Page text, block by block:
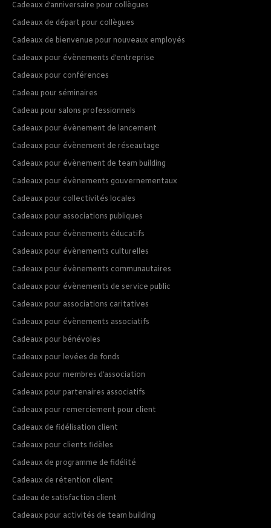
Cadeaux d’anniversaire pour collègues
Cadeaux de départ pour collègues
Cadeaux de bienvenue pour nouveaux employés
Cadeaux pour évènements d’entreprise
Cadeaux pour conférences
Cadeau pour séminaires
Cadeau pour salons professionnels
Cadeaux pour évènement de lancement
Cadeaux pour évènement de réseautage
Cadeaux pour évènement de team building
Cadeaux pour évènements gouvernementaux
Cadeaux pour collectivités locales
Cadeaux pour associations publiques
Cadeaux pour évènements éducatifs
Cadeaux pour évènements culturelles
Cadeaux pour évènements communautaires
Cadeaux pour évènements de service public
Cadeaux pour associations caritatives
Cadeaux pour évènements associatifs
Cadeaux pour bénévoles
Cadeaux pour levées de fonds
Cadeaux pour membres d’association
Cadeaux pour partenaires associatifs
Cadeaux pour remerciement pour client
Cadeaux de fidélisation client
Cadeaux pour clients fidèles
Cadeaux de programme de fidélité
Cadeaux de rétention client
Cadeau de satisfaction client
Cadeaux pour activités de team building